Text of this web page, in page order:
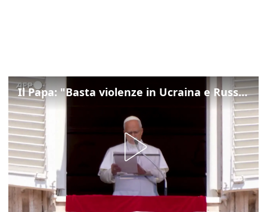
Il Papa: "Basta violenze in Ucraina e Russia, spazio a diplomazia"